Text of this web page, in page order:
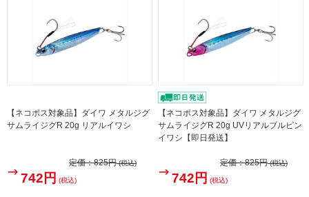
【ネコポス対象品】ダイワ メタルジグ
サムライジグR 20g リアルイワシ
定価：825円(税込)
742円 (税込)
【ネコポス対象品】ダイワ メタルジグ
サムライジグR 20g UVリアルブルピン
イワシ【即日発送】
定価：825円(税込)
742円 (税込)